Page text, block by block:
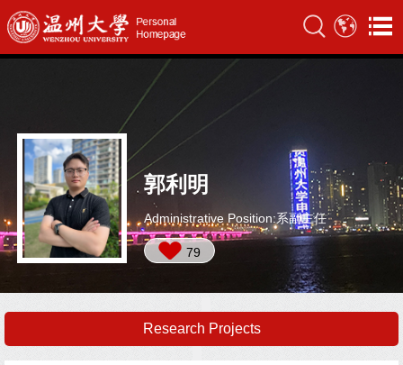
郭利明
Administrative Position:系副主任
79
Research Projects